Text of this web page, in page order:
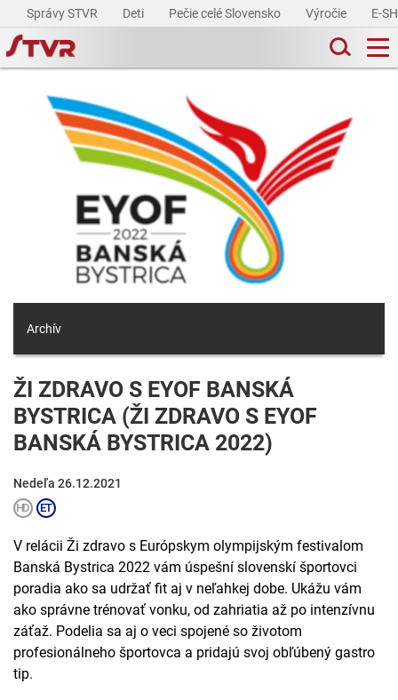
Správy STVR Deti Pečie celé Slovensko Výročie E-
Archív
ŽI ZDRAVO S EYOF BANSKÁ
BYSTRICA (ŽI ZDRAVO S EYOF
BANSKÁ BYSTRICA 2022)
Nedeľa 26.12.2021
V relácii Ži zdravo s Európskym olympijským festivalom
Banská Bystrica 2022 vám úspešní slovenskí športovci
poradia ako sa udržať fit aj v neľahkej dobe. Ukážu vám
ako správne trénovať vonku, od zahriatia až po intenzívnu
záťaž. Podelia sa aj o veci spojené so životom
profesionálneho športovca a pridajú svoj obľúbený gastro
tip.